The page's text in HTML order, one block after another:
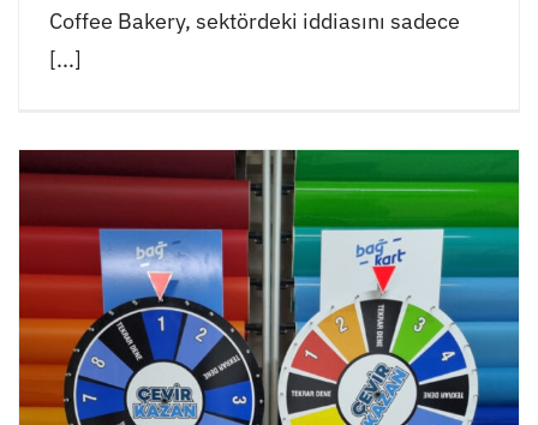
Coffee Bakery, sektördeki iddiasını sadece
[...]